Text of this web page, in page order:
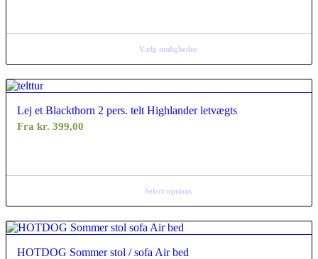
Vælg muligheder
Lej et Blackthorn 2 pers. telt Highlander letvægts
Fra kr. 399,00
Select options
HOTDOG Sommer stol / sofa Air bed